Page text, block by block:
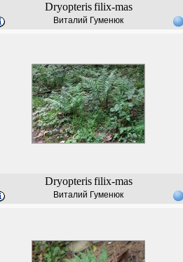
Dryopteris filix-mas
Виталий Гуменюк
Dryopteris filix-mas
Виталий Гуменюк